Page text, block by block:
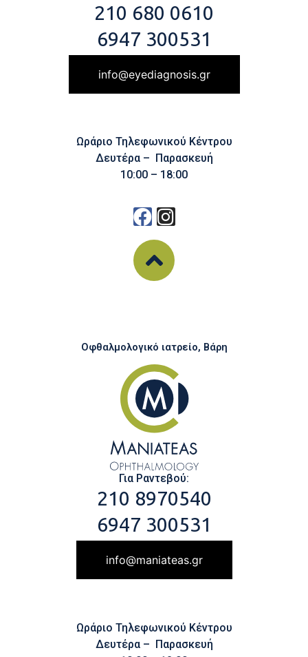
210 680 0610
6947 300531
info@eyediagnosis.gr
Ωράριο Τηλεφωνικού Κέντρου
Δευτέρα – Παρασκευή
10:00 – 18:00
Οφθαλμολογικό ιατρείο, Βάρη
Για Ραντεβού:
210 8970540
6947 300531
info@maniateas.gr
Ωράριο Τηλεφωνικού Κέντρου
Δευτέρα – Παρασκευή